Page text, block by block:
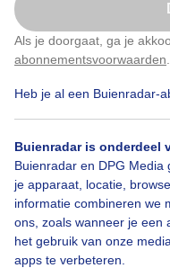
Als je doorgaat, ga je
abonnementsvoorwaarden
Heb je al een Buienradar-
Buienradar is onderdeel
Buienradar en DPG
je apparaat, locatie,
informatie combineren we
ons, zoals wanneer je een
het gebruik van onze
apps te verbeteren.
..op de dijk
Mooiweer
Klik hier